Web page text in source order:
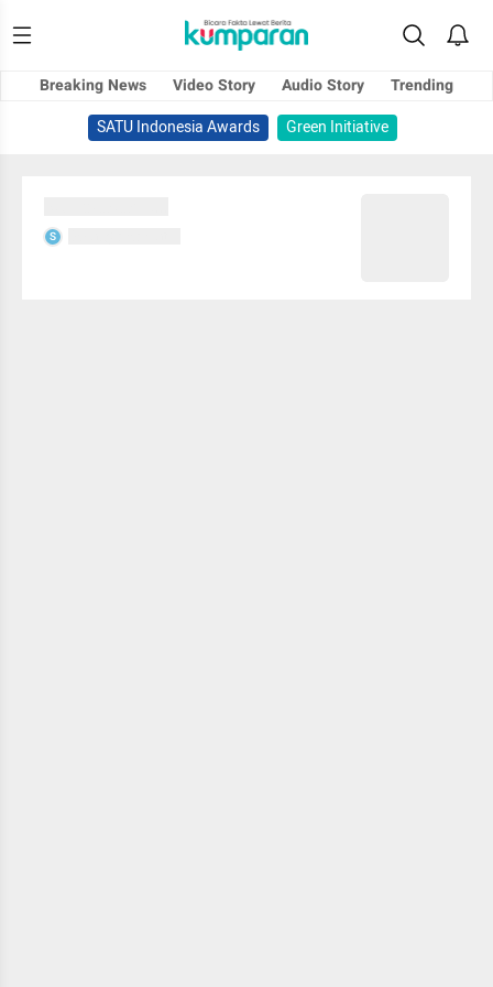
Breaking News Video Story Audio Story
Trending
SATU Indonesia Awards
Green Initiative
S